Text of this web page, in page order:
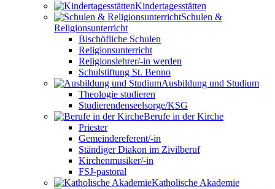
Kindertagesstätten
Schulen &
Religionsunterricht
Bischöfliche Schulen
Religionsunterricht
Religionslehrer/-in werden
Schulstiftung St. Benno
Ausbildung und Studium
Theologie studieren
Studierendenseelsorge/KSG
Berufe in der Kirche
Priester
Gemeindereferent/-in
Ständiger Diakon im Zivilberuf
Kirchenmusiker/-in
FSJ-pastoral
Katholische Akademie